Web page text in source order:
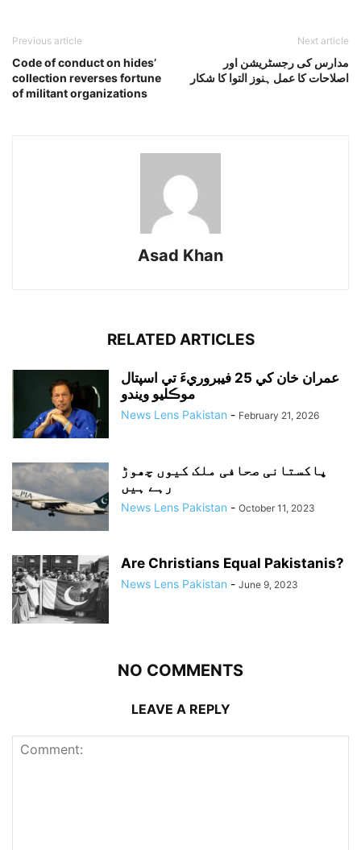
Previous article
Code of conduct on hides’
collection reverses fortune
of militant organizations
Next article
مدارس کی رجسٹریشن اور
اصلاحات کا عمل ہنوز التوا کا شکار
Asad Khan
RELATED ARTICLES
عمران خان کي 25 فيبروريءَ تي اسپتال
موڪليو ويندو
News Lens Pakistan - February 21, 2026
پاکستانی صحافی ملک کیوں چھوڑ
رہے ہیں
News Lens Pakistan - October 11, 2023
Are Christians Equal Pakistanis?
News Lens Pakistan - June 9, 2023
NO COMMENTS
LEAVE A REPLY